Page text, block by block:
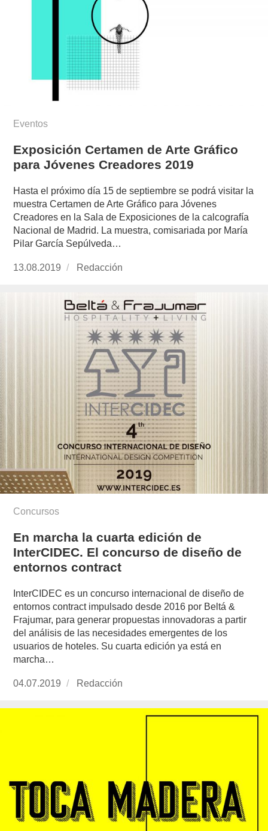
Eventos
Exposición Certamen de Arte Gráfico
para Jóvenes Creadores 2019
Hasta el próximo día 15 de septiembre se podrá visitar la
muestra Certamen de Arte Gráfico para Jóvenes
Creadores en la Sala de Exposiciones de la calcografía
Nacional de Madrid. La muestra, comisariada por María
Pilar García Sepúlveda…
Publicado
13.08.2019 https://www.experimenta.es/author/redaccion/
Redacción
Concursos
En marcha la cuarta edición de
InterCIDEC. El concurso de diseño de
entornos contract
InterCIDEC es un concurso internacional de diseño de
entornos contract impulsado desde 2016 por Beltá &
Frajumar, para generar propuestas innovadoras a partir
del análisis de las necesidades emergentes de los
usuarios de hoteles. Su cuarta edición ya está en
marcha…
Publicado
04.07.2019 https://www.experimenta.es/author/redaccion/
Redacción